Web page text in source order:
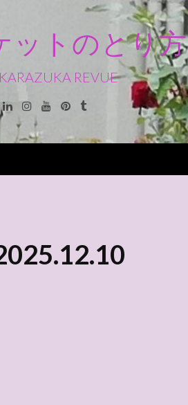
ットのとり方
REVUE
LinkedinInstagramYoutubePinterest
Tumblr